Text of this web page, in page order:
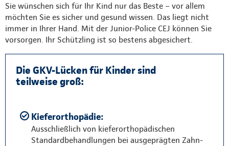
Sie wünschen sich für Ihr Kind nur das Beste – vor allem
möchten Sie es sicher und gesund wissen. Das liegt nicht
immer in Ihrer Hand. Mit der Junior-Police CEJ können Sie
vorsorgen. Ihr Schützling ist so bestens abgesichert.
Die GKV-Lücken für Kinder sind
teilweise groß:
Kieferorthopädie:
Ausschließlich von kieferorthopädischen
Standardbehandlungen bei ausgeprägten Zahn-